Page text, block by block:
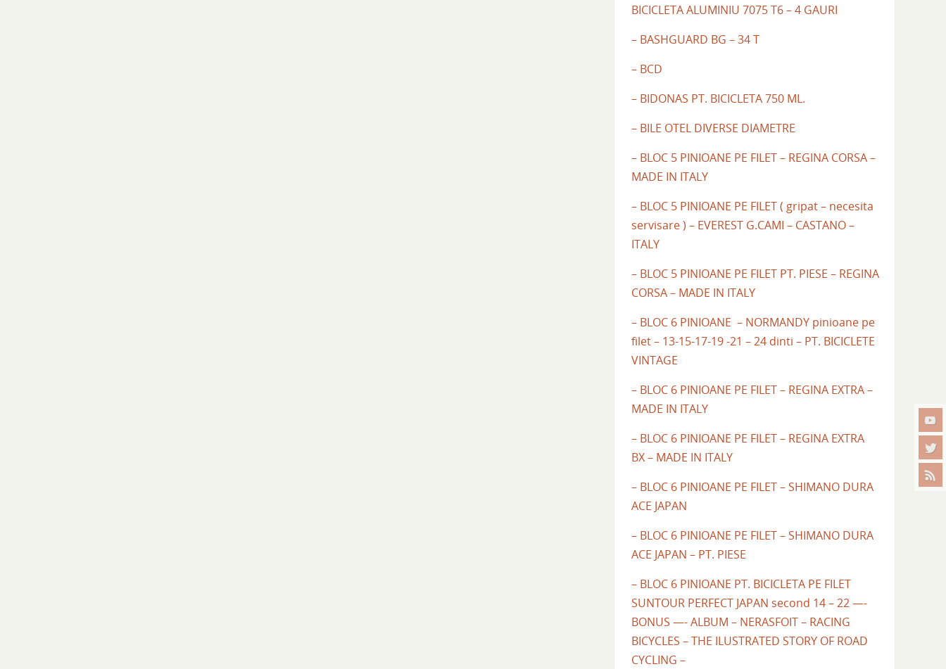
BICICLETA ALUMINIU 7075 T6 – 4 GAURI
– BASHGUARD BG – 34 T
– BCD
– BIDONAS PT. BICICLETA 750 ML.
– BILE OTEL DIVERSE DIAMETRE
– BLOC 5 PINIOANE PE FILET – REGINA CORSA –
MADE IN ITALY
– BLOC 5 PINIOANE PE FILET ( gripat – necesita
servisare ) – EVEREST G.CAMI – CASTANO –
ITALY
– BLOC 5 PINIOANE PE FILET PT. PIESE – REGINA
CORSA – MADE IN ITALY
– BLOC 6 PINIOANE – NORMANDY pinioane pe
filet – 13-15-17-19 -21 – 24 dinti – PT. BICICLETE
VINTAGE
– BLOC 6 PINIOANE PE FILET – REGINA EXTRA –
MADE IN ITALY
– BLOC 6 PINIOANE PE FILET – REGINA EXTRA
BX – MADE IN ITALY
– BLOC 6 PINIOANE PE FILET – SHIMANO DURA
ACE JAPAN
– BLOC 6 PINIOANE PE FILET – SHIMANO DURA
ACE JAPAN – PT. PIESE
– BLOC 6 PINIOANE PT. BICICLETA PE FILET
SUNTOUR PERFECT JAPAN second 14 – 22 —-
BONUS —- ALBUM – NERASFOIT – RACING
BICYCLES – THE ILUSTRATED STORY OF ROAD
CYCLING –